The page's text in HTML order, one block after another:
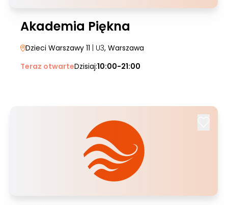
Akademia Piękna
Dzieci Warszawy 11 | U3, Warszawa
Teraz otwarteDzisiaj:10:00-21:00